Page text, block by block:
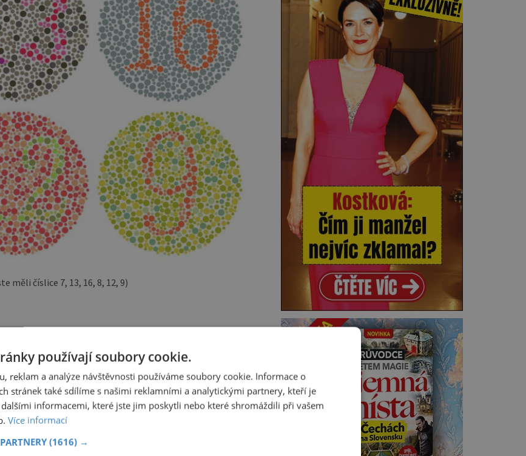
měli číslice 7, 13, 16, 8, 12, 9)
u dětí, když se učí poznávat barvy,
hnědé či šedé.
Dcera Černocké stále trpí
používají soubory cookie.
reklam a analýze návštěvnosti používáme soubory cookie. Informace o
stránek také sdílíme s našimi reklamními a analytickými partnery, kteří je
informacemi, které jste jim poskytli nebo které shromáždili při vašem
Více informací
(1616) →